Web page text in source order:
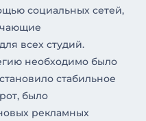
социальных сетей,
всех студий.
необходимо было
стабильное
было
рекламных